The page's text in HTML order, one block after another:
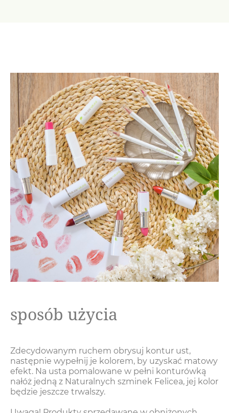
sposób użycia
Zdecydowanym ruchem obrysuj kontur ust,
następnie wypełnij je kolorem, by uzyskać matowy
efekt. Na usta pomalowane w pełni konturówką
nałóż jedną z Naturalnych szminek Felicea, jej kolor
będzie jeszcze trwalszy.